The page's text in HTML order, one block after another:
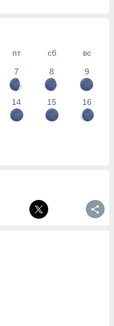
пт сб
вс
7
8 9
14 15 16